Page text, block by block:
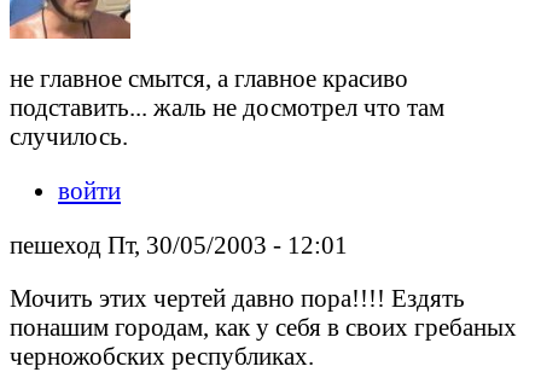
не главное смытся, а главное красиво
подставить... жаль не досмотрел что там
случилось.
войти
пешеход Пт, 30/05/2003 - 12:01
Мочить этих чертей давно пора!!!! Ездять
понашим городам, как у себя в своих гребаных
черножобских республиках.